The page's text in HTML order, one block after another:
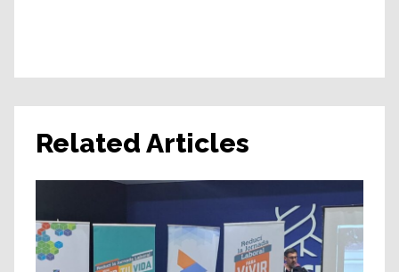
Related Articles